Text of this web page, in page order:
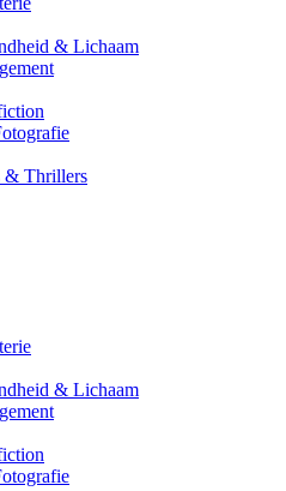
& Lichaam
& Thrillers
& Lichaam